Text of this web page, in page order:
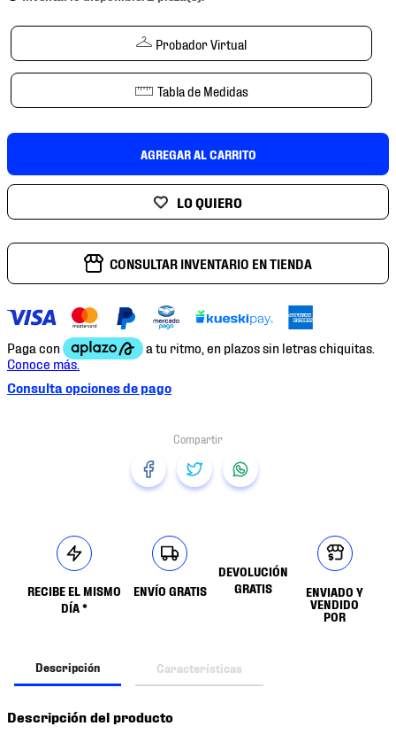
Probador Virtual
Tabla de Medidas
AGREGAR AL CARRITO
CONSULTAR INVENTARIO EN TIENDA
Consulta opciones de pago
RECIBE EL MISMO
DÍA *
ENVÍO GRATIS
DEVOLUCIÓN
GRATIS
ENVIADO Y
VENDIDO
POR
Descripción Características
Descripción del producto
9.
tenis niño